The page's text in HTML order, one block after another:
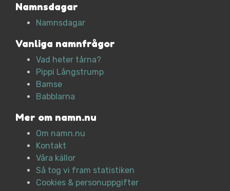
Namnsdagar
Namnsdagar
Vanliga namnfrågor
Vad heter tårna?
Pippi Långstrump
Bamse
Babblarna
Mer om namn.nu
Om namn.nu
Kontakt
Våra källor
Så tog vi fram statistiken
Cookies & personuppgifter